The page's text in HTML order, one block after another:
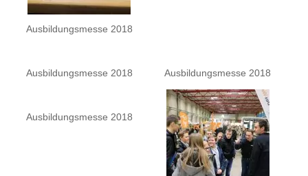
Ausbildungsmesse 2018
Ausbildungsmesse 2018 Ausbildungsmesse 2018
Ausbildungsmesse 2018